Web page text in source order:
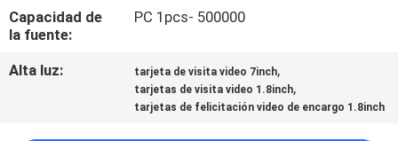
PIDA
UNA
Capacidad de
la fuente:
PC 1pcs- 500000
Alta luz: tarjeta de visita video 7inch,
tarjetas de visita video 1.8inch,
tarjetas de felicitación video de encargo 1.8inch